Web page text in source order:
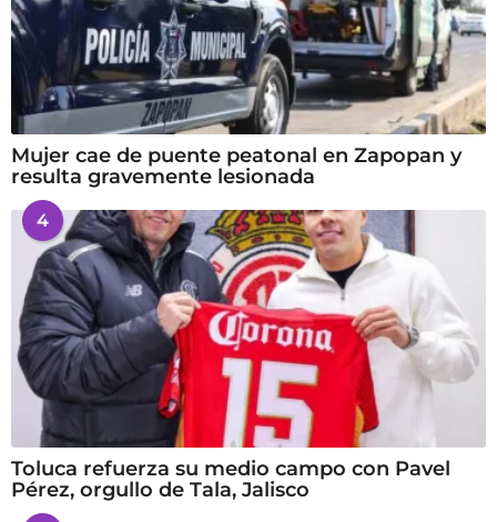
Mujer cae de puente peatonal en Zapopan y
resulta gravemente lesionada
4
Toluca refuerza su medio campo con Pavel
Pérez, orgullo de Tala, Jalisco